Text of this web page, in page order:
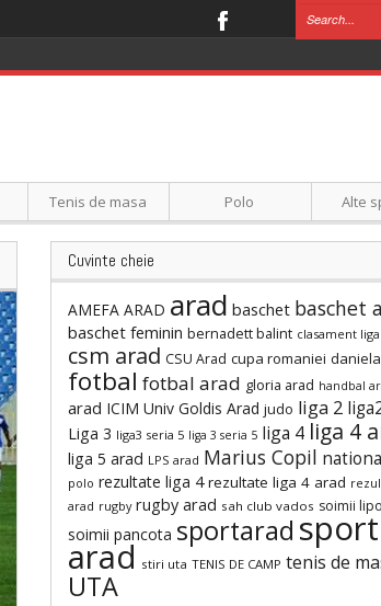
Tenis de masa Polo Alte
Cuvinte cheie
AMEFA ARAD arad baschet baschet
baschet feminin bernadett balint clasament
csm arad CSU Arad cupa romaniei
fotbal fotbal arad gloria arad handbal
arad ICIM Univ Goldis Arad judo liga 2
Liga 3 liga3 seria 5 liga 3 seria 5 liga 4 liga 4
liga 5 arad LPS arad Marius Copil
polo rezultate liga 4 rezultate liga 4 arad
arad rugby rugby arad sah club vados soimii
soimii pancota sportarad sport
arad stiri uta TENIS DE CAMP tenis de
UTA